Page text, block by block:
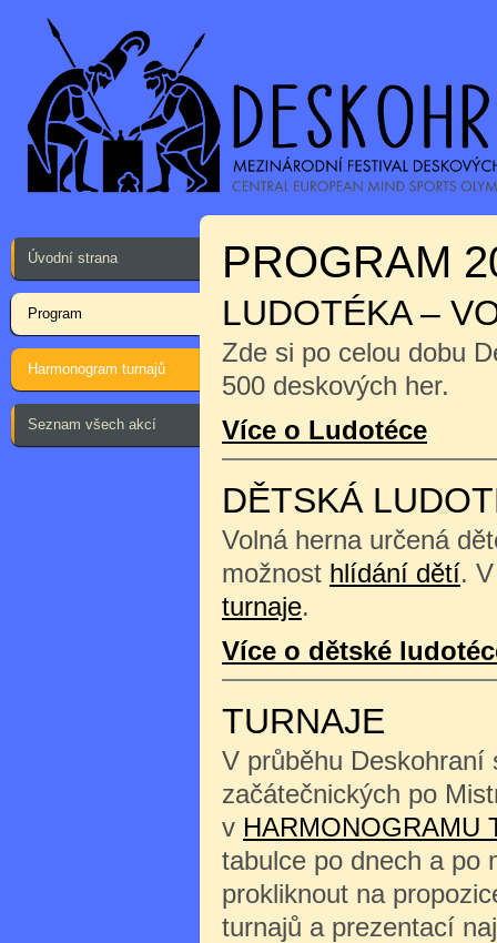
Úvodní strana
Program
Harmonogram turnajů
Seznam všech akcí
PROGRAM
LUDOTÉKA –
Zde si po celou dobu
500 deskových her.
Více o Ludotéce
DĚTSKÁ
Volná herna určená
možnost hlídání dětí.
turnaje.
Více o dětské
TURNAJE
V průběhu Deskohraní
začátečnických po
v HARMONOGRAMU
tabulce po dnech a po
prokliknout na
turnajů a prezentací